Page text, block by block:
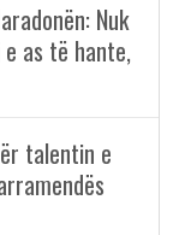
Nuk
as të hante,
talentin e